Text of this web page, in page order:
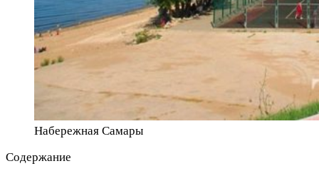
Набережная Самары
Содержание